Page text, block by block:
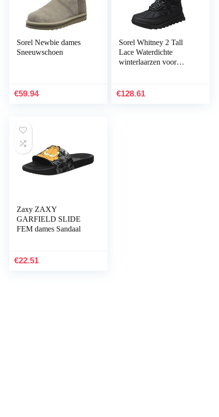
Sorel Newbie dames
Sneeuwschoen
€59.94
Sorel Whitney 2 Tall
Lace Waterdichte
winterlaarzen voor
€128.61
Zaxy ZAXY
GARFIELD SLIDE
FEM dames Sandaal
€22.51